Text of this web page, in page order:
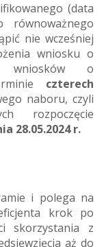
(data
równoważnego
nie wcześniej
wniosku o
wniosków o
czterech
naboru, czyli
rozpoczęcie
28.05.2024 r.
i polega na
krok po
skorzystania z
aż do